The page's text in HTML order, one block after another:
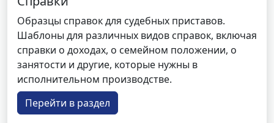
Образцы справок для судебных приставов.
Шаблоны для различных видов справок, включая
справки о доходах, о семейном положении, о
занятости и другие, которые нужны в
исполнительном производстве.
Перейти в раздел